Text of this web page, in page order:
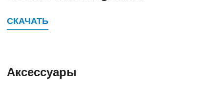
СКАЧАТЬ
Аксессуары